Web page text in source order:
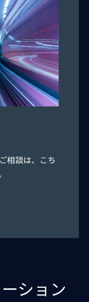
相談は、こち
ション